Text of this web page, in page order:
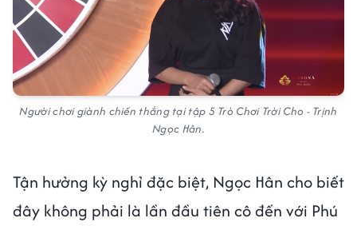
Người chơi giành chiến thắng tại tập 5 Trò Chơi Trời Cho - Trịnh
Ngọc Hân.
Tận hưởng kỳ nghỉ đặc biệt, Ngọc Hân cho biết
đây không phải là lần đầu tiên cô đến với Phú